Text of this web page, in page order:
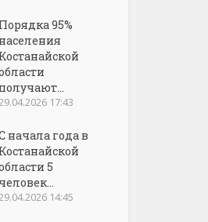
Порядка 95%
населения
Костанайской
получают...
17:43
начала года в
Костанайской
5
человек...
14:45